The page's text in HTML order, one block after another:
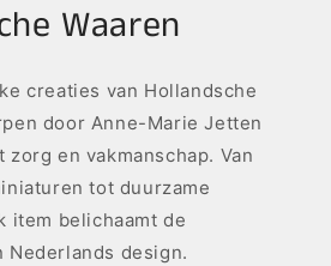
Waaren
creaties van Hollandsche
door Anne-Marie Jetten
zorg en vakmanschap. Van
tot duurzame
item belichaamt de
Nederlands design.